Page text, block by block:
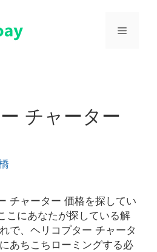
メ
チャーター
チャーター 価格を探してい
こにあなたが探している解
で、ヘリコプター チャータ
あちこちローミングする必